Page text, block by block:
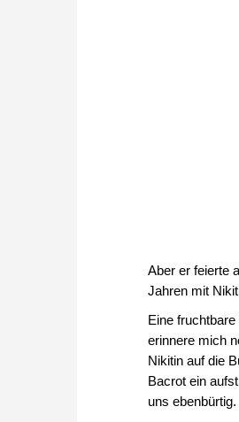
Aber er feierte
Jahren mit
Eine
erinnere mich
Nikitin auf die
Bacrot ein
uns ebenbürtig.